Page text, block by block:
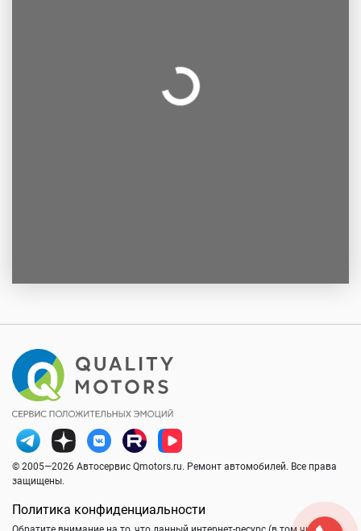
© 2005—2026 Автосервис Qmotors.ru. Ремонт автомобилей. Все права
защищены.
Политика конфиденциальности